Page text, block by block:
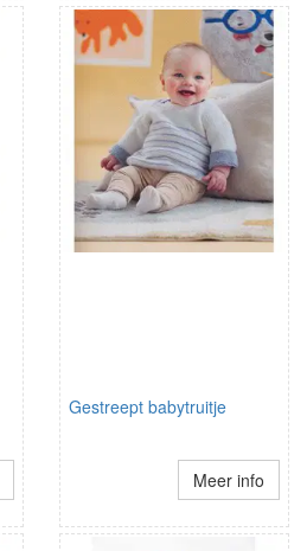
Gestreept babytruitje
Meer info